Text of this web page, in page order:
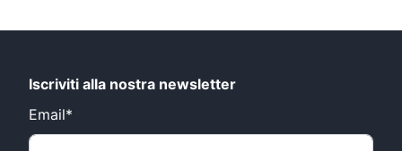
Iscriviti alla nostra newsletter
Email*